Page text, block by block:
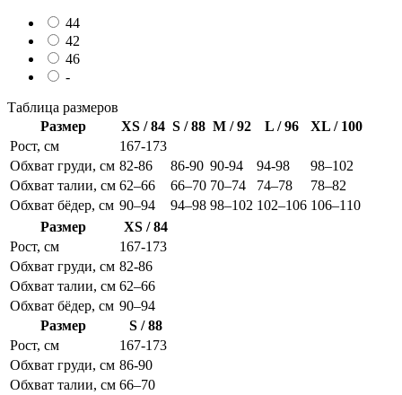
44
42
46
-
Таблица размеров
Размер
XS / 84 S / 88 M / 92 L / 96
XL / 100
Рост, см
167-173
Обхват груди, см 82-86 86-90 90-94 94-98
98–102
Обхват талии, см 62–66 66–70 70–74 74–78
78–82
Обхват бёдер, см 90–94 94–98 98–102 102–106 106–110
Размер
XS / 84
Рост, см
167-173
Обхват груди, см 82-86
Обхват талии, см 62–66
Обхват бёдер, см 90–94
Размер
S / 88
Рост, см
167-173
Обхват груди, см 86-90
Обхват талии, см 66–70